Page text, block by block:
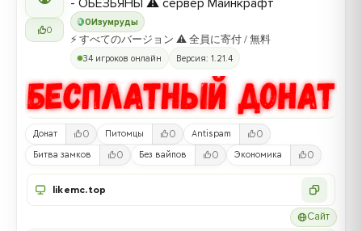
0
0Изумруды
- ОБЕЗЬЯНЫ ⚠ сервер Майнкрафт
⚡ すべてのバージョン ⚠ 全員に寄付 / 無料
34 игроков онлайн Версия: 1.21.4
Донат 0 Питомцы 0 Antispam 0
Битва замков 0 Без вайпов 0 Экономика 0
likemc.top
Сайт